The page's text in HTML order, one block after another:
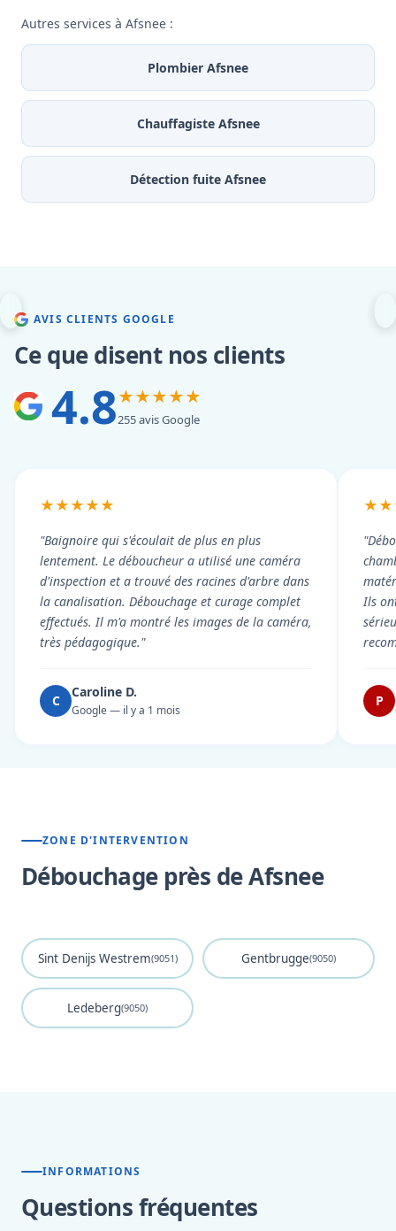
Autres services à Afsnee :
Plombier Afsnee
Chauffagiste Afsnee
Détection fuite Afsnee
AVIS CLIENTS GOOGLE
Ce que disent nos clients
4.8★★★★★
255 avis Google
★★★★★
"Baignoire qui s'écoulait de plus en plus
lentement. Le déboucheur a utilisé une caméra
d'inspection et a trouvé des racines d'arbre dans
la canalisation. Débouchage et curage complet
effectués. Il m'a montré les images de la caméra,
très pédagogique."
C
Caroline D.
Google — il y a 1 mois
Ils
P
ZONE D'INTERVENTION
Débouchage près de Afsnee
Sint Denijs Westrem(9051) Gentbrugge(9050)
Ledeberg(9050)
INFORMATIONS
Questions fréquentes